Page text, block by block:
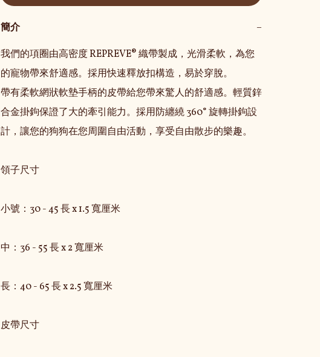
簡介
−
我們的項圈由高密度 REPREVE® 織帶製成，光滑柔軟，為您
的寵物帶來舒適感。採用快速釋放扣構造，易於穿脫。
帶有柔軟網狀軟墊手柄的皮帶給您帶來驚人的舒適感。輕質鋅
合金掛鉤保證了大的牽引能力。採用防纏繞 360° 旋轉掛鉤設
計，讓您的狗狗在您周圍自由活動，享受自由散步的樂趣。
領子尺寸
小號：30 - 45 長 x 1.5 寬厘米
中：36 - 55 長 x 2 寬厘米
長：40 - 65 長 x 2.5 寬厘米
皮帶尺寸